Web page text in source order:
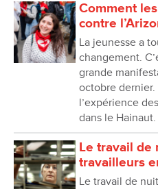
Comment
contre
La jeunesse a
changement.
grande
octobre
l’expérience
dans le Hainaut.
Le travail de
travailleurs
Le travail de